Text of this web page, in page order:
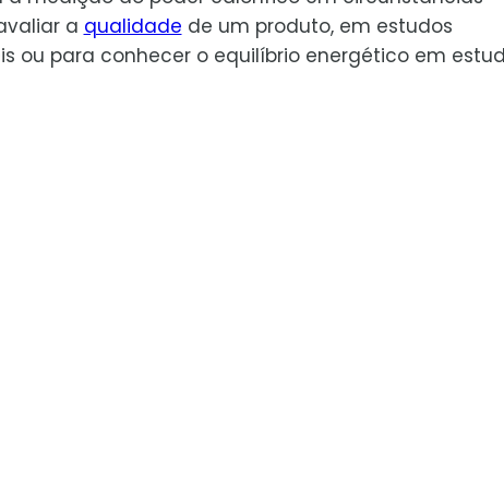
a qualidade de um produto, em estudos
ou para conhecer o equilíbrio energético em